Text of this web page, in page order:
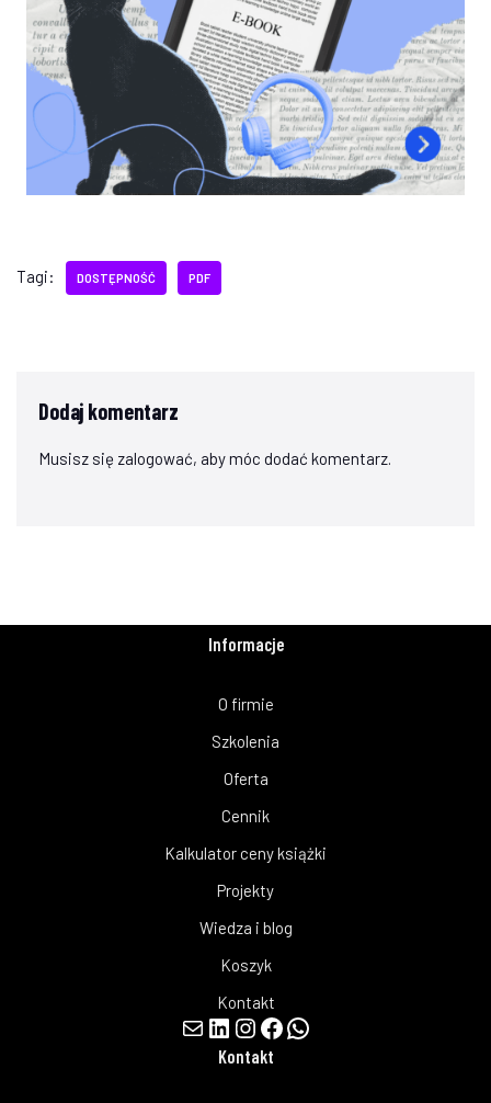
Tagi: DOSTĘPNOŚĆ PDF
Dodaj komentarz
Musisz się zalogować, aby móc dodać komentarz.
Informacje
O firmie
Szkolenia
Oferta
Cennik
Kalkulator ceny książki
Projekty
Wiedza i blog
Koszyk
Kontakt
Kontakt